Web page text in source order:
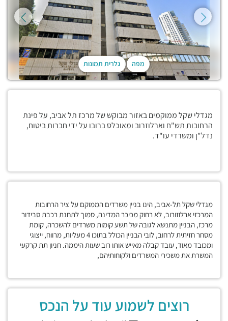
מפה גלרית תמונות
מגדלי שקל ממוקמים באזור מבוקש של מרכז תל אביב, על פינת
הרחובות תש"ח וארלוזרוב ומאוכלס ברובו על ידי חברות ביטוח,
נדל"ן ומשרדי עו"ד.
מגדלי שקל תל-אביב, הינו בניין משרדים הממוקם על ציר הרחובות
המרכזי ארלוזורוב, לא רחוק מכיכר המדינה, סמוך לתחנת רכבת סבידור
מרכז, הבניין מתנשא לגובה של תשע קומות משרדים להשכרה, קומת
מסחר חזיתית לרחוב, לובי הבניין הכולל בתוכו 4 מעליות, מרווח, ייצוגי
ומכובד מאוד, עובד קבלה מאייש אותו רוב שעות היממה. חניון תת קרקעי
המשרת את משכירי המשרדים ולקוחותיהם,
רוצים לשמוע עוד על הנכס